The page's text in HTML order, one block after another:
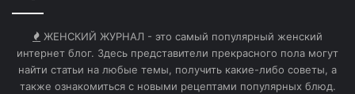
Разбор частых затруднений
Что делать, если мысли постоянно отвлекают?
Это нормальный процесс работы ума, важно
просто замечать отвлечение и мягко возвращать
ЖЕНСКИЙ ЖУРНАЛ - это самый популярный женский
интернет блог. Здесь представители прекрасного пола могут
найти статьи на любые темы, получить какие-либо советы, а
также ознакомиться с новыми рецептами популярных блюд.